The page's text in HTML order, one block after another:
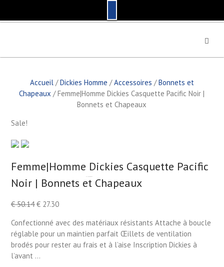
p
Accueil/Dickies Homme /Accessoires /Bonnets et
Chapeaux / Femme|Homme Dickies Casquette Pacific Noir |
Bonnets et Chapeaux
Sale!
Femme|Homme Dickies Casquette Pacific
Noir | Bonnets et Chapeaux
€50.14 €27.30
Confectionné avec des matériaux résistants Attache à boucle
réglable pour un maintien parfait Œillets de ventilation
brodés pour rester au frais et à l’aise Inscription Dickies à
l’avant …